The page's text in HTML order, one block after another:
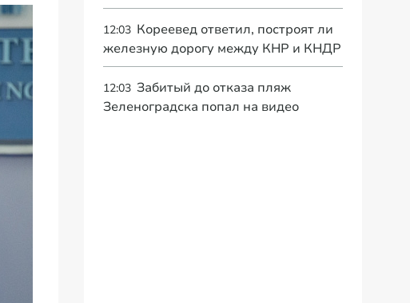
12:03 Кореевед ответил, построят ли
железную дорогу между КНР и КНДР
12:03 Забитый до отказа пляж
Зеленоградска попал на видео